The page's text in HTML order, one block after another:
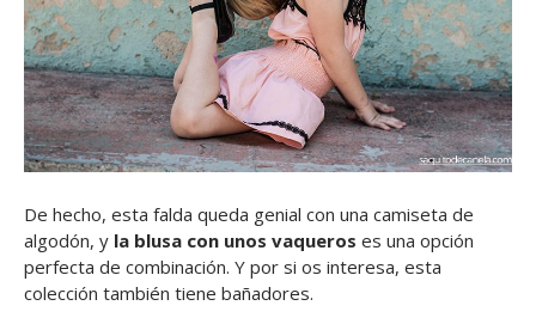
De hecho, esta falda queda genial con una camiseta de
algodón, y la blusa con unos vaqueros es una opción
perfecta de combinación. Y por si os interesa, esta
colección también tiene bañadores.